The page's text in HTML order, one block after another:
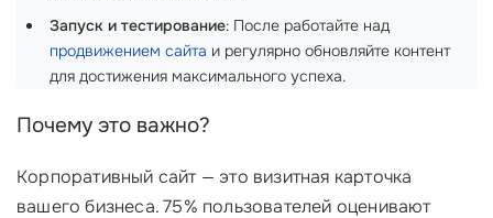
Запуск и тестирование: После работайте над
продвижением сайта и регулярно обновляйте контент
для достижения максимального успеха.
Почему это важно?
Корпоративный сайт — это визитная карточка
вашего бизнеса. 75% пользователей оценивают